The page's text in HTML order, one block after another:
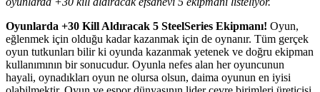
Oyunlarda +30 Kill Aldıracak 5 SteelSeries Ekipmanı! Oyun,
eğlenmek için olduğu kadar kazanmak için de oynanır. Tüm gerçek
oyun tutkunları bilir ki oyunda kazanmak yetenek ve doğru ekipman
kullanımının bir sonucudur. Oyunla nefes alan her oyuncunun
hayali, oynadıkları oyun ne olursa olsun, daima oyunun en iyisi